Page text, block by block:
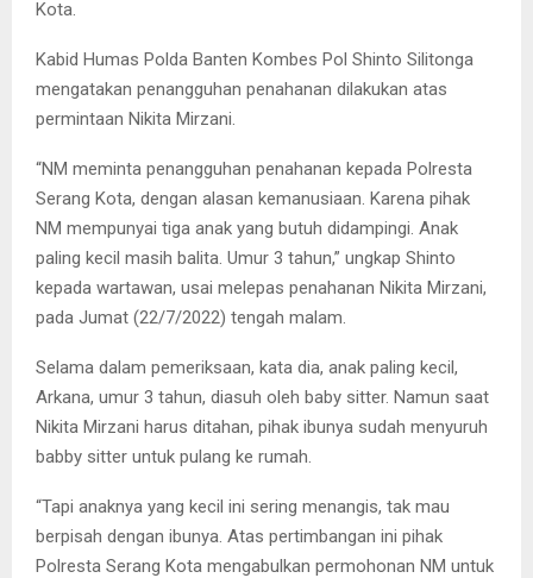
Kota.
Kabid Humas Polda Banten Kombes Pol Shinto Silitonga
mengatakan penangguhan penahanan dilakukan atas
permintaan Nikita Mirzani.
“NM meminta penangguhan penahanan kepada Polresta
Serang Kota, dengan alasan kemanusiaan. Karena pihak
NM mempunyai tiga anak yang butuh didampingi. Anak
paling kecil masih balita. Umur 3 tahun,” ungkap Shinto
kepada wartawan, usai melepas penahanan Nikita Mirzani,
pada Jumat (22/7/2022) tengah malam.
Selama dalam pemeriksaan, kata dia, anak paling kecil,
Arkana, umur 3 tahun, diasuh oleh baby sitter. Namun saat
Nikita Mirzani harus ditahan, pihak ibunya sudah menyuruh
babby sitter untuk pulang ke rumah.
“Tapi anaknya yang kecil ini sering menangis, tak mau
berpisah dengan ibunya. Atas pertimbangan ini pihak
Polresta Serang Kota mengabulkan permohonan NM untuk